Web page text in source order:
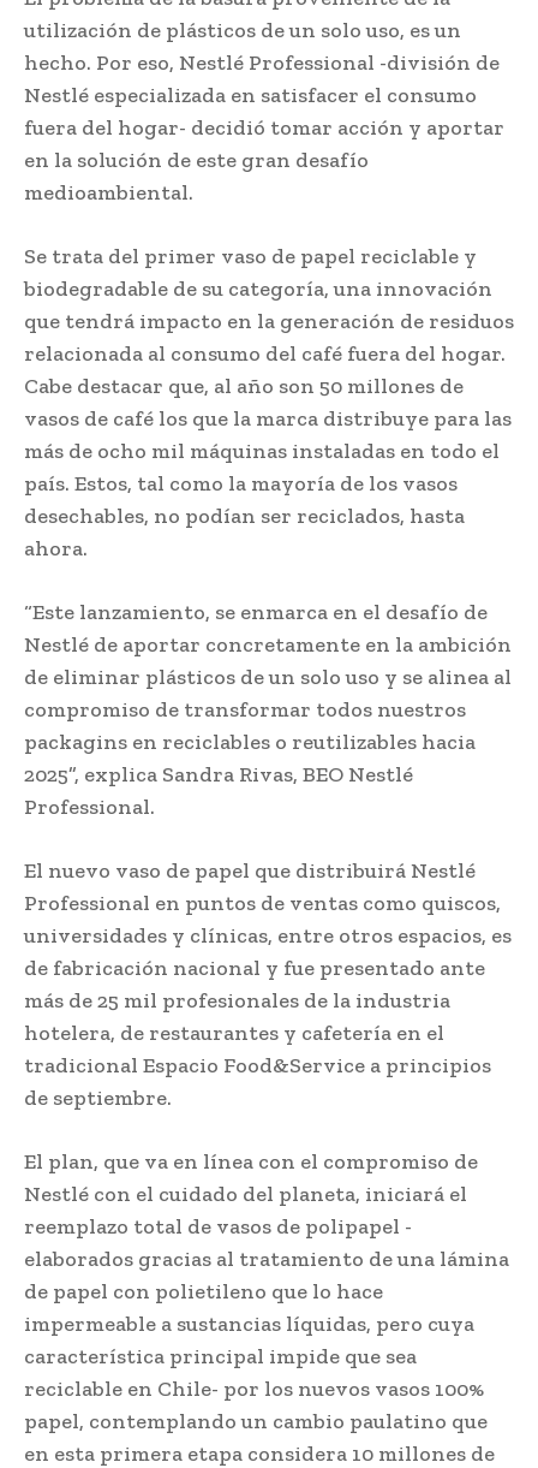
utilización de plásticos de un solo uso, es un
hecho. Por eso, Nestlé Professional -división de
Nestlé especializada en satisfacer el consumo
fuera del hogar- decidió tomar acción y aportar
en la solución de este gran desafío
medioambiental.
Se trata del primer vaso de papel reciclable y
biodegradable de su categoría, una innovación
que tendrá impacto en la generación de residuos
relacionada al consumo del café fuera del hogar.
Cabe destacar que, al año son 50 millones de
vasos de café los que la marca distribuye para las
más de ocho mil máquinas instaladas en todo el
país. Estos, tal como la mayoría de los vasos
desechables, no podían ser reciclados, hasta
ahora.
“Este lanzamiento, se enmarca en el desafío de
Nestlé de aportar concretamente en la ambición
de eliminar plásticos de un solo uso y se alinea al
compromiso de transformar todos nuestros
packagins en reciclables o reutilizables hacia
2025”, explica Sandra Rivas, BEO Nestlé
Professional.
El nuevo vaso de papel que distribuirá Nestlé
Professional en puntos de ventas como quiscos,
universidades y clínicas, entre otros espacios, es
de fabricación nacional y fue presentado ante
más de 25 mil profesionales de la industria
hotelera, de restaurantes y cafetería en el
tradicional Espacio Food&Service a principios
de septiembre.
El plan, que va en línea con el compromiso de
Nestlé con el cuidado del planeta, iniciará el
reemplazo total de vasos de polipapel -
elaborados gracias al tratamiento de una lámina
de papel con polietileno que lo hace
impermeable a sustancias líquidas, pero cuya
característica principal impide que sea
reciclable en Chile- por los nuevos vasos 100%
papel, contemplando un cambio paulatino que
en esta primera etapa considera 10 millones de